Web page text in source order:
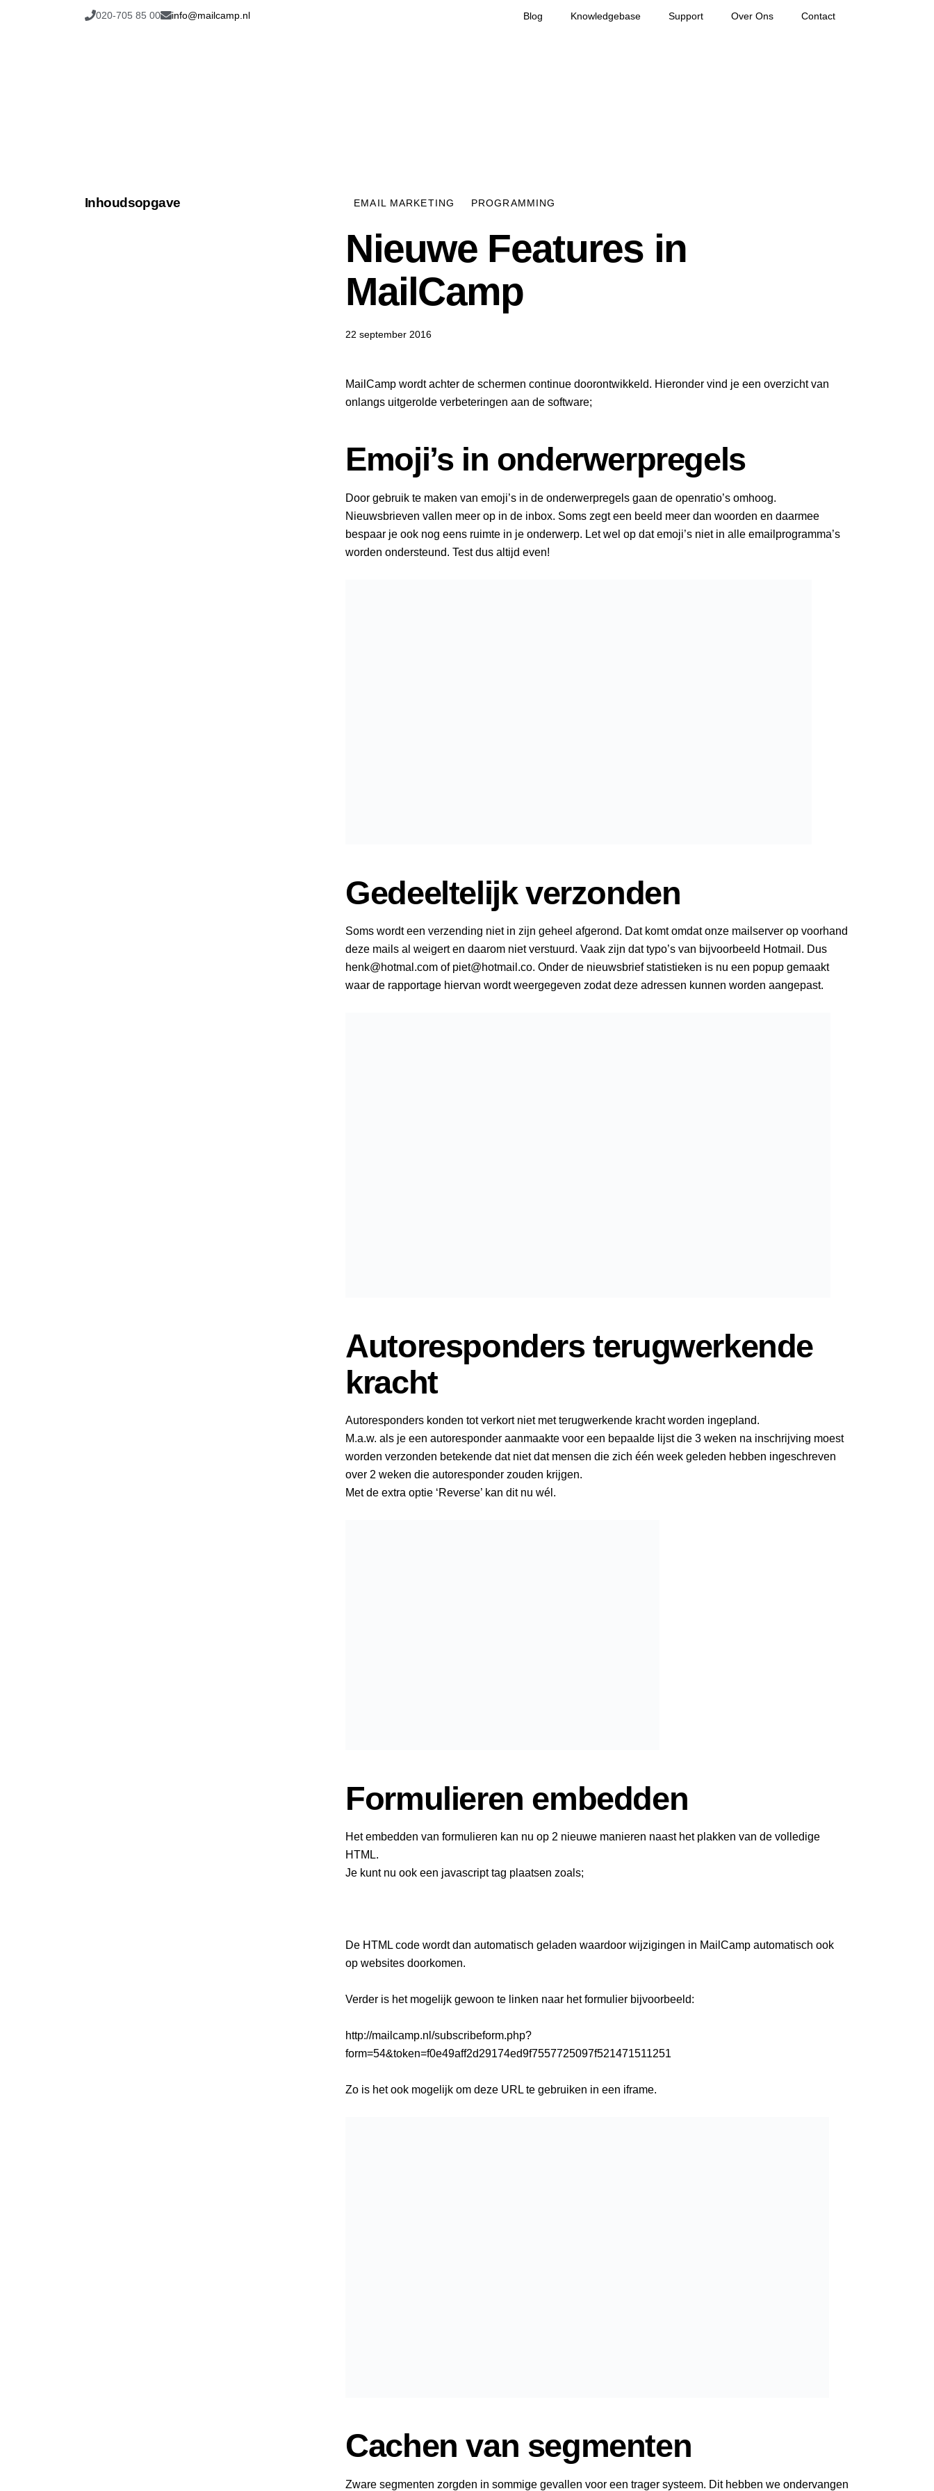
020-705 85 00 info@mailcamp.nl Blog Knowledgebase Support Over Ons Contact
EMAIL MARKETING PROGRAMMING
Nieuwe Features in
MailCamp
22 september 2016
MailCamp wordt achter de schermen continue doorontwikkeld. Hieronder vind je een overzicht van
onlangs uitgerolde verbeteringen aan de software;
Emoji’s in onderwerpregels
Door gebruik te maken van emoji’s in de onderwerpregels gaan de openratio’s omhoog.
Nieuwsbrieven vallen meer op in de inbox. Soms zegt een beeld meer dan woorden en daarmee
bespaar je ook nog eens ruimte in je onderwerp. Let wel op dat emoji’s niet in alle emailprogramma’s
worden ondersteund. Test dus altijd even!
Gedeeltelijk verzonden
Soms wordt een verzending niet in zijn geheel afgerond. Dat komt omdat onze mailserver op voorhand
deze mails al weigert en daarom niet verstuurd. Vaak zijn dat typo’s van bijvoorbeeld Hotmail. Dus
henk@hotmal.com of piet@hotmail.co. Onder de nieuwsbrief statistieken is nu een popup gemaakt
waar de rapportage hiervan wordt weergegeven zodat deze adressen kunnen worden aangepast.
Autoresponders terugwerkende
kracht
Autoresponders konden tot verkort niet met terugwerkende kracht worden ingepland.
M.a.w. als je een autoresponder aanmaakte voor een bepaalde lijst die 3 weken na inschrijving moest
worden verzonden betekende dat niet dat mensen die zich één week geleden hebben ingeschreven
over 2 weken die autoresponder zouden krijgen.
Met de extra optie ‘Reverse’ kan dit nu wél.
Formulieren embedden
Het embedden van formulieren kan nu op 2 nieuwe manieren naast het plakken van de volledige
HTML.
Je kunt nu ook een javascript tag plaatsen zoals;
De HTML code wordt dan automatisch geladen waardoor wijzigingen in MailCamp automatisch ook
op websites doorkomen.
Verder is het mogelijk gewoon te linken naar het formulier bijvoorbeeld:
http://mailcamp.nl/subscribeform.php?
form=54&token=f0e49aff2d29174ed9f7557725097f521471511251
Zo is het ook mogelijk om deze URL te gebruiken in een iframe.
Cachen van segmenten
Zware segmenten zorgden in sommige gevallen voor een trager systeem. Dit hebben we ondervangen
Inhoudsopgave